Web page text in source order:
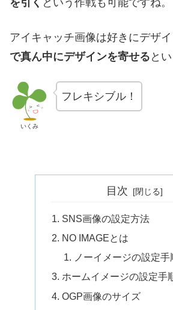
を引く という作戦も可能ですね。
アイキャッチ画像は好きにデザイ
で真ん中にデザインを寄せる と
いくみ
フレキシブル！
目次
SNS画像の設定方法
NO IMAGEとは
ノーイメージの設定手
ホームイメージの設定手
OGP画像のサイズ